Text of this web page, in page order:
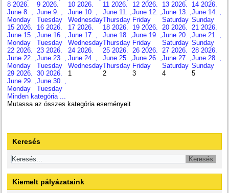
8 2026.
June 8. ,
Monday
9 2026.
June 9. ,
Tuesday
10 2026.
June 10. ,
Wednesday
11 2026.
June 11. ,
Thursday
12 2026.
June 12. ,
Friday
13 2026.
June 13. ,
Saturday
14 2026.
June 14. ,
Sunday
15 2026.
June 15. ,
Monday
16 2026.
June 16. ,
Tuesday
17 2026.
June 17. ,
Wednesday
18 2026.
June 18. ,
Thursday
19 2026.
June 19. ,
Friday
20 2026.
June 20. ,
Saturday
21 2026.
June 21. ,
Sunday
22 2026.
June 22. ,
Monday
23 2026.
June 23. ,
Tuesday
24 2026.
June 24. ,
Wednesday
25 2026.
June 25. ,
Thursday
26 2026.
June 26. ,
Friday
27 2026.
June 27. ,
Saturday
28 2026.
June 28. ,
Sunday
29 2026.
June 29. ,
Monday
30 2026.
June 30. ,
Tuesday
1 2 3 4 5
Minden kategória ...
Mutassa az összes kategória eseményeit
Keresés
Kiemelt pályázataink